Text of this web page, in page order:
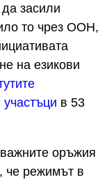
да засили
то чрез ООН,
на езикови
в 53
оръжия
че режимът в